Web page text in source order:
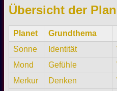
Übersicht der
Planet Grundthema
Sonne
Identität
Mond
Gefühle
Merkur
Denken